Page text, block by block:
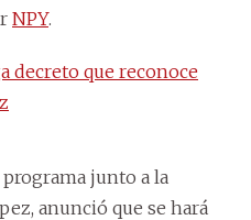
NPY.
decreto que reconoce
junto a la
anunció que se hará